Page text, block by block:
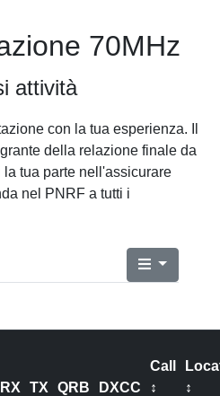
70MHz
attività
con la tua esperienza. Il
della relazione finale da
la tua parte nell'assicurare
nel PNRF a tutti i
RX TX QRB DXCC
Call
↕
↕